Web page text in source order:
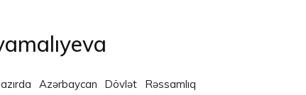
Azərbaycan Dövlət Rəssamlıq